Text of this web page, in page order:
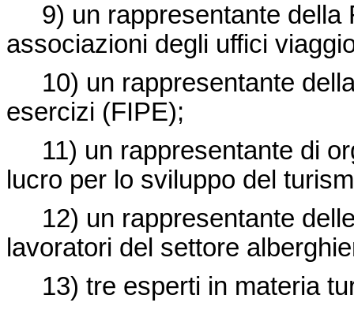
9) un rappresentante della
associazioni degli uffici
10) un rappresentante
esercizi (FIPE);
11) un rappresentante di
lucro per lo sviluppo del
12) un rappresentante
lavoratori del settore
13) tre esperti in materia